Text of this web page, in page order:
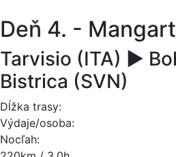
Deň 4. - Mangart
Tarvisio (ITA) ►
Bistrica (SVN)
Dĺžka trasy:
Výdaje/osoba:
Nocľah: